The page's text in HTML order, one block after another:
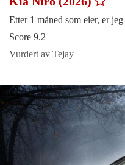
Etter 1 måned som eier, er
Score 9.2
Vurdert av Tejay